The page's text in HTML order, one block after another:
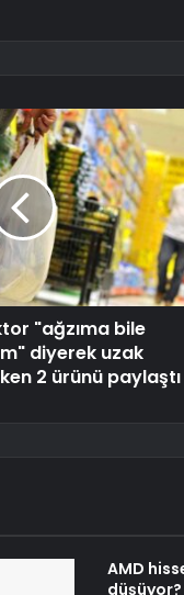
"ağzıma bile
diyerek uzak
2 ürünü paylaştı
AMD
düşüyor?